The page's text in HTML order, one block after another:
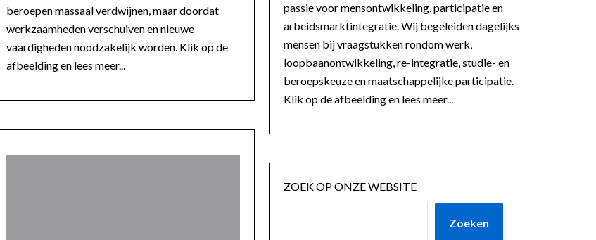
beroepen massaal verdwijnen, maar doordat
werkzaamheden verschuiven en nieuwe
vaardigheden noodzakelijk worden. Klik op de
afbeelding en lees meer...
passie voor mensontwikkeling, participatie en
arbeidsmarktintegratie. Wij begeleiden dagelijks
mensen bij vraagstukken rondom werk,
loopbaanontwikkeling, re-integratie, studie- en
beroepskeuze en maatschappelijke participatie.
Klik op de afbeelding en lees meer...
ZOEK OP ONZE WEBSITE
Zoeken